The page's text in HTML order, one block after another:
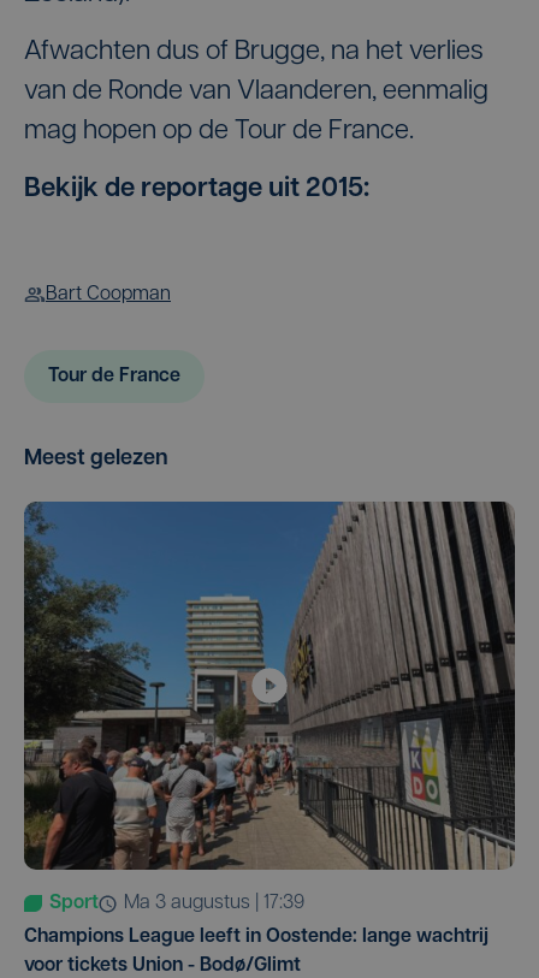
Afwachten dus of Brugge, na het verlies
van de Ronde van Vlaanderen, eenmalig
mag hopen op de Tour de France.
Bekijk de reportage uit 2015:
Bart Coopman
Tour de France
Meest gelezen
Sport
ma 3 augustus | 17:39
Champions League leeft in Oostende: lange wachtrij
voor tickets Union - Bodø/Glimt